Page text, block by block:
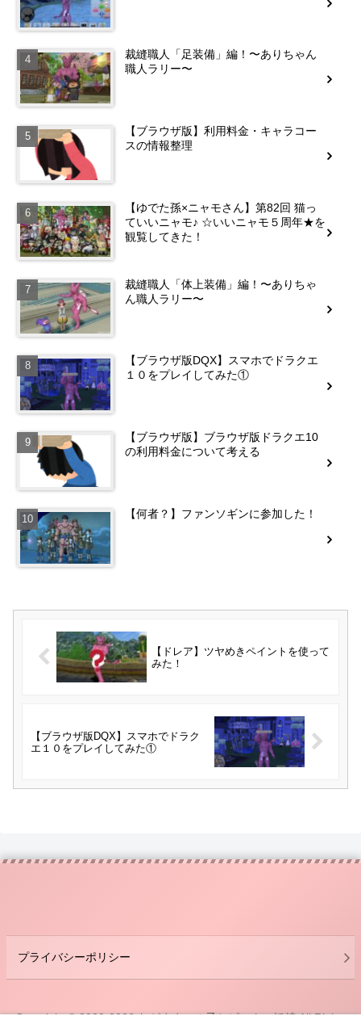
裁縫職人「足装備」編！〜ありちゃん
職人ラリー〜
【ブラウザ版】利用料金・キャラコー
スの情報整理
【ゆでた孫×ニャモさん】第82回 猫っ
ていいニャモ♪ ☆いいニャモ５周年★を
観覧してきた！
裁縫職人「体上装備」編！〜ありちゃ
ん職人ラリー〜
【ブラウザ版DQX】スマホでドラクエ
１０をプレイしてみた①
【ブラウザ版】ブラウザ版ドラクエ10
の利用料金について考える
【何者？】ファンソギンに参加した！
【ドレア】ツヤめきペイントを使って
みた！
【ブラウザ版DQX】スマホでドラク
エ１０をプレイしてみた①
プライバシーポリシー
Copyright © 2020-2026 わがままエル子とピンクの妖精 All Rights